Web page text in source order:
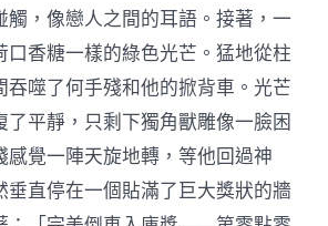
觸，像戀人之間的耳語。接著，一
口香糖一樣的綠色光芒。猛地從柱
吞噬了何手殘和他的掀背車。光芒
了平靜，只剩下獨角獸雕像一臉困
感覺一陣天旋地轉，等他回過神
垂直停在一個貼滿了巨大獎狀的牆